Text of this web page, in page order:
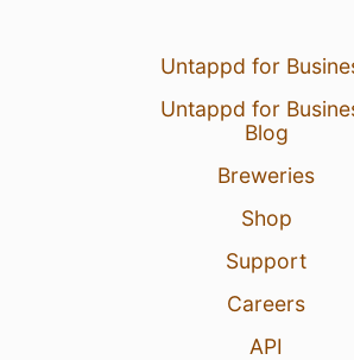
Untappd for
Untappd for
Blog
Breweries
Shop
Support
Careers
API